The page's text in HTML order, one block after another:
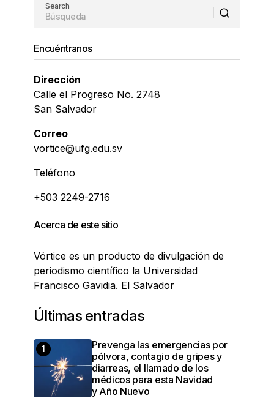
Search
Encuéntranos
Dirección
Calle el Progreso No. 2748
San Salvador
Correo
vortice@ufg.edu.sv
Teléfono
+503 2249-2716
Acerca de este sitio
Vórtice es un producto de divulgación de
periodismo científico la Universidad
Francisco Gavidia. El Salvador
Últimas entradas
Prevenga las emergencias por
pólvora, contagio de gripes y
diarreas, el llamado de los
médicos para esta Navidad
y Año Nuevo